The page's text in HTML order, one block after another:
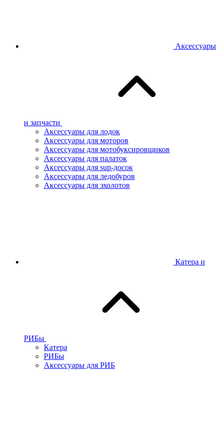
Аксессуары
и запчасти
Аксессуары для лодок
Аксессуары для моторов
Аксессуары для мотобуксировщиков
Аксессуары для палаток
Аксессуары для sup-досок
Аксессуары для ледобуров
Аксессуары для эхолотов
Катера и
РИБы
Катера
РИБы
Аксессуары для РИБ